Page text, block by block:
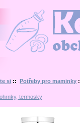
Kamilka.cz -
si ::Potřeby pro maminky
termosky